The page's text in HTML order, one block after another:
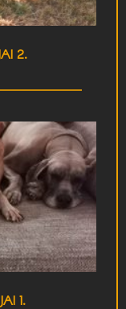
2.
1.